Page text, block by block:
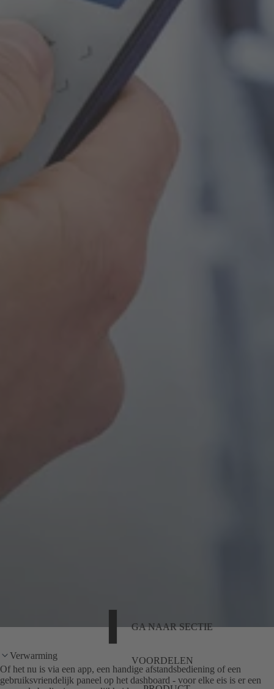
GA NAAR SECTIE
VOORDELEN
Verwarming
Of het nu is via een app, een handige afstandsbediening of een
gebruiksvriendelijk paneel op het dashboard - voor elke eis is er een